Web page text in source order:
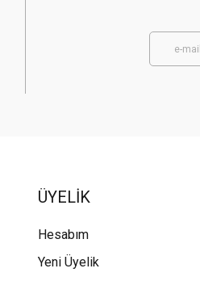
ÜYELİK
Hesabım
Yeni Üyelik